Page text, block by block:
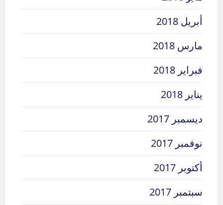
أبريل 2018
مارس 2018
فبراير 2018
يناير 2018
ديسمبر 2017
نوفمبر 2017
أكتوبر 2017
سبتمبر 2017